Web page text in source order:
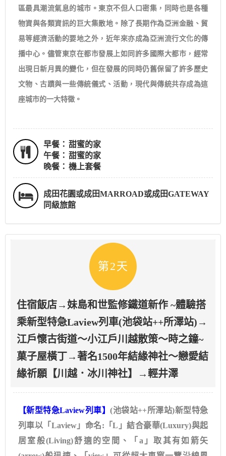
區最具潮流氣息的城市。東京不但人口密集，同時也是各種
物資與各類資訊的巨大集散地。除了長期作為亞洲金融、貿
易等經濟活動的要地之外，近年來亦成為亞洲流行文化的傳
播中心。儘管東京在都市發展上如同許多國際大都市，經常
出現日新月異的變化，但在發展的同時仍舊保留了許多歷史
文物、古蹟與一些傳統儀式、活動，現代與傳統共存成為這
座城市的一大特徵。
早餐： 甜蜜的家
午餐： 甜蜜的家
晚餐： 機上套餐
成田花園或成田MARROAD或成田GATEWAY
同級旅館
第2天
住宿飯店→妹島和世監修鐵道新作 ~體驗搭
乘新型特急Laview列車(池袋站++所澤站)→
江戶懷古街道～小江戶川越散策～時之鐘~
菓子屋橫丁→著名1500年結緣神社～戀愛結
緣祈願【川越．冰川神社】→輕井澤
【新型特急Laview列車】(池袋站++所澤站)新型特急
列車以「Laview」命名:「L」結合豪華(Luxury)與起
居室般(Living)舒適的空間、「a」取其有如箭矢